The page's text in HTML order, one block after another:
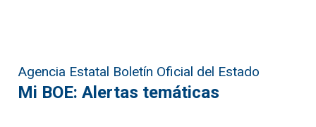
Agencia Estatal Boletín Oficial del Estado
Mi BOE: Alertas temáticas